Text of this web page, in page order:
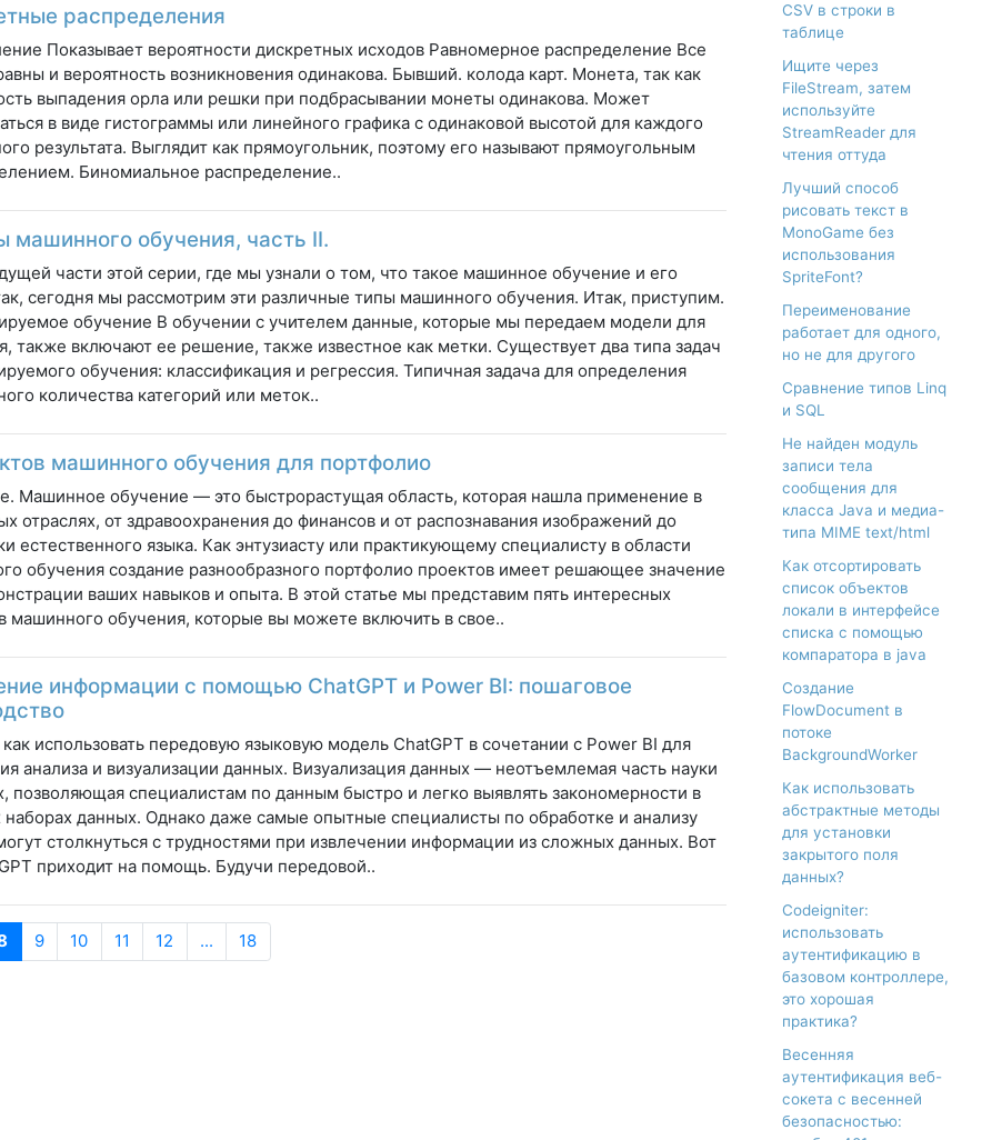
распределения
Показывает вероятности дискретных исходов Равномерное распределение Все
и вероятность возникновения одинакова. Бывший. колода карт. Монета, так как
выпадения орла или решки при подбрасывании монеты одинакова. Может
в виде гистограммы или линейного графика с одинаковой высотой для каждого
результата. Выглядит как прямоугольник, поэтому его называют прямоугольным
Биномиальное распределение..
машинного обучения, часть II.
части этой серии, где мы узнали о том, что такое машинное обучение и его
сегодня мы рассмотрим эти различные типы машинного обучения. Итак, приступим.
обучение В обучении с учителем данные, которые мы передаем модели для
также включают ее решение, также известное как метки. Существует два типа задач
обучения: классификация и регрессия. Типичная задача для определения
количества категорий или меток..
машинного обучения для портфолио
Машинное обучение — это быстрорастущая область, которая нашла применение в
отраслях, от здравоохранения до финансов и от распознавания изображений до
естественного языка. Как энтузиасту или практикующему специалисту в области
обучения создание разнообразного портфолио проектов имеет решающее значение
ваших навыков и опыта. В этой статье мы представим пять интересных
машинного обучения, которые вы можете включить в свое..
информации с помощью ChatGPT и Power BI: пошаговое
как использовать передовую языковую модель ChatGPT в сочетании с Power BI для
анализа и визуализации данных. Визуализация данных — неотъемлемая часть науки
позволяющая специалистам по данным быстро и легко выявлять закономерности в
данных. Однако даже самые опытные специалисты по обработке и анализу
столкнуться с трудностями при извлечении информации из сложных данных. Вот
приходит на помощь. Будучи передовой..
9 10 11 12 ... 18
CSV в строки в
таблице
Ищите через
FileStream, затем
используйте
StreamReader для
чтения оттуда
Лучший способ
рисовать текст в
MonoGame без
использования
SpriteFont?
Переименование
работает для одного,
но не для другого
Сравнение типов Linq
и SQL
Не найден модуль
записи тела
сообщения для
класса Java и медиа-
типа MIME text/html
Как отсортировать
список объектов
локали в интерфейсе
списка с помощью
компаратора в java
Создание
FlowDocument в
потоке
BackgroundWorker
Как использовать
абстрактные методы
для установки
закрытого поля
данных?
Codeigniter:
использовать
аутентификацию в
базовом контроллере,
это хорошая
практика?
Весенняя
аутентификация веб-
сокета с весенней
безопасностью: